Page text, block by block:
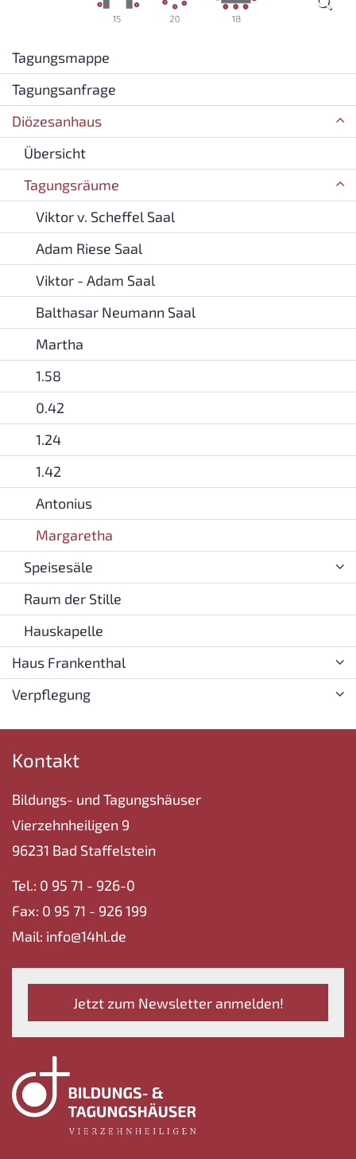
Tagungsmappe
Tagungsanfrage
Diözesanhaus
Übersicht
Tagungsräume
Viktor v. Scheffel Saal
Adam Riese Saal
Viktor - Adam Saal
Balthasar Neumann Saal
Martha
1.58
0.42
1.24
1.42
Antonius
Margaretha
Speisesäle
Raum der Stille
Hauskapelle
Haus Frankenthal
Verpflegung
Kontakt
Bildungs- und Tagungshäuser
Vierzehnheiligen 9
96231 Bad Staffelstein
Tel.: 0 95 71 - 926-0
Fax: 0 95 71 - 926 199
Mail: info@14hl.de
Jetzt zum Newsletter anmelden!